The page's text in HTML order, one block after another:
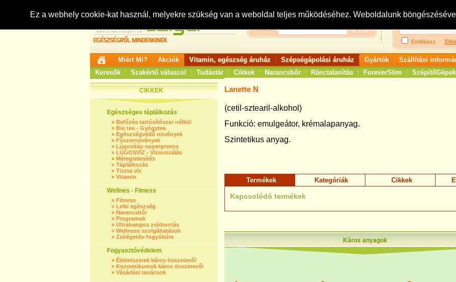
Ez a webhely cookie-kat használ, melyekre szükség van a weboldal teljes működéséhez. Weboldalunk
Keresés:
Bejelentkezés:
Emlékezz
Miért Mi? Akciók Vitamin, egészség áruház Szépségápolási áruház Gyártók
Szállítási
Keresők
Szakértő válaszol Tudástár Cikkek Narancsbőr Ránctalanítás ForeverSlim SzépítőGépek
CIKKEK
Egészséges táplálkozás
» Befőzés tartósítószer nélkül
» Bio tea - Gyógytea
» Egészségvédő növények
» Fűszernövények
» Lúgosítás-supergreens
» LÚGOSVÍZ - Vízionizálás
» Méregtelenítés
» Táplálkozás
» Tiszta víz
» Vitamin
Wellnes - Fitness
» Fitness
» Lelki egészség
» Narancsbőr
» Programok
» Ultrahangos zsírbontás
» Wellness szolgáltatások
» Zsírégetés-fogyókúra
Fogyasztóvédelem
» Élelmiszerek káros összetevői
» Kozmetikumok káros összetevői
» Vásárlási tanácsok
Lanette N
(cetil-sztearil-alkohol)
Funkció: emulgeátor, krémalapanyag.
Szintetikus anyag.
Termékek Kategóriák Cikkek
Kapcsolódó termékek
Káros anyagok